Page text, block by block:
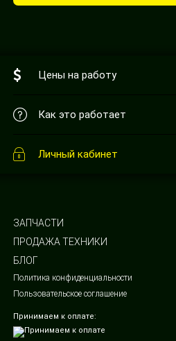
Цены на работу
Как это работает
Личный кабинет
ЗАПЧАСТИ
ПРОДАЖА ТЕХНИКИ
БЛОГ
Политика конфиденциальности
Пользовательское соглашение
Принимаем к оплате: